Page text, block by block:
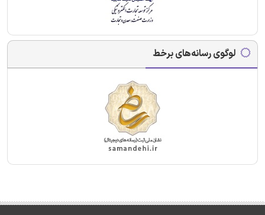
لوگوی رسانه‌های برخط